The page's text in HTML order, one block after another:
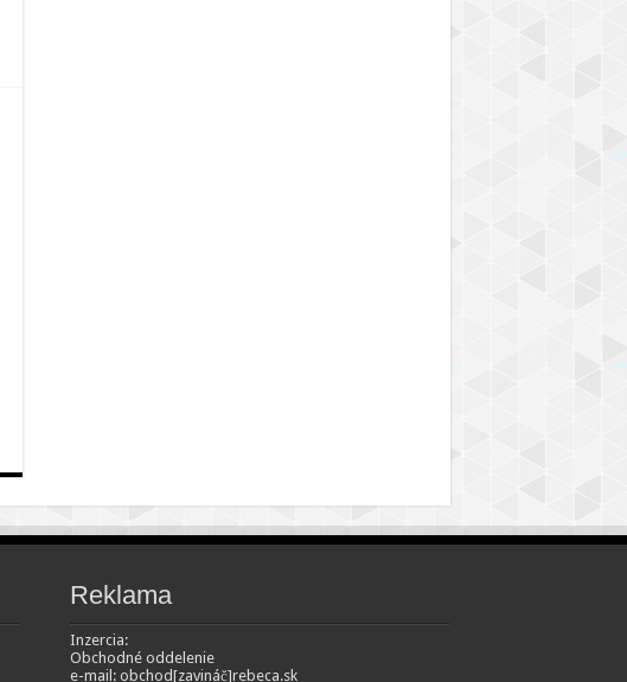
Reklama
Inzercia:
Obchodné oddelenie
e-mail: obchod[zavináč]rebeca.sk